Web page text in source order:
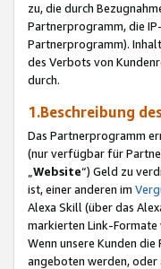
zu, die durch
Partnerprogramm, die
Partnerprogramm).
des Verbots von
durch.
1.Beschreibung
Das Partnerprogramm
(nur verfügbar für
Website“) Geld zu
ist, einer anderen im
Alexa Skill (über das
markierten Link-Formate
Wenn unsere Kunden
angeboten werden,